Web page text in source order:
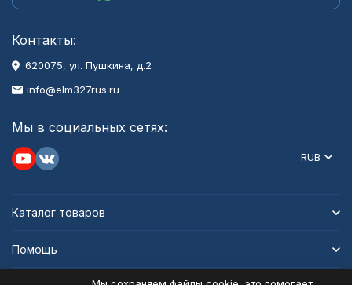
Контакты:
620075, ул. Пушкина, д.2
info@elm327rus.ru
Мы в социальных сетях:
RUB
Каталог товаров
Помощь